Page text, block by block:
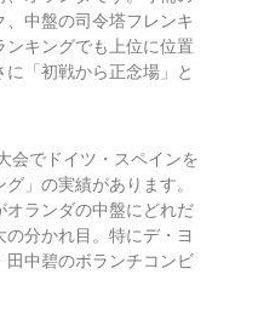
中盤の司令塔フレンキ
ンキングでも上位に位置
「初戦から正念場」と
会でドイツ・スペインを
」の実績があります。
ランダの中盤にどれだ
分かれ目。特にデ・ヨ
田中碧のボランチコンビ